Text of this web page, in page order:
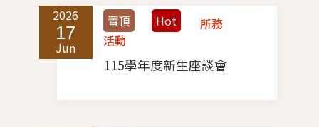
2026
17
Jun
置頂 Hot
所務
活動
115學年度新生座談會